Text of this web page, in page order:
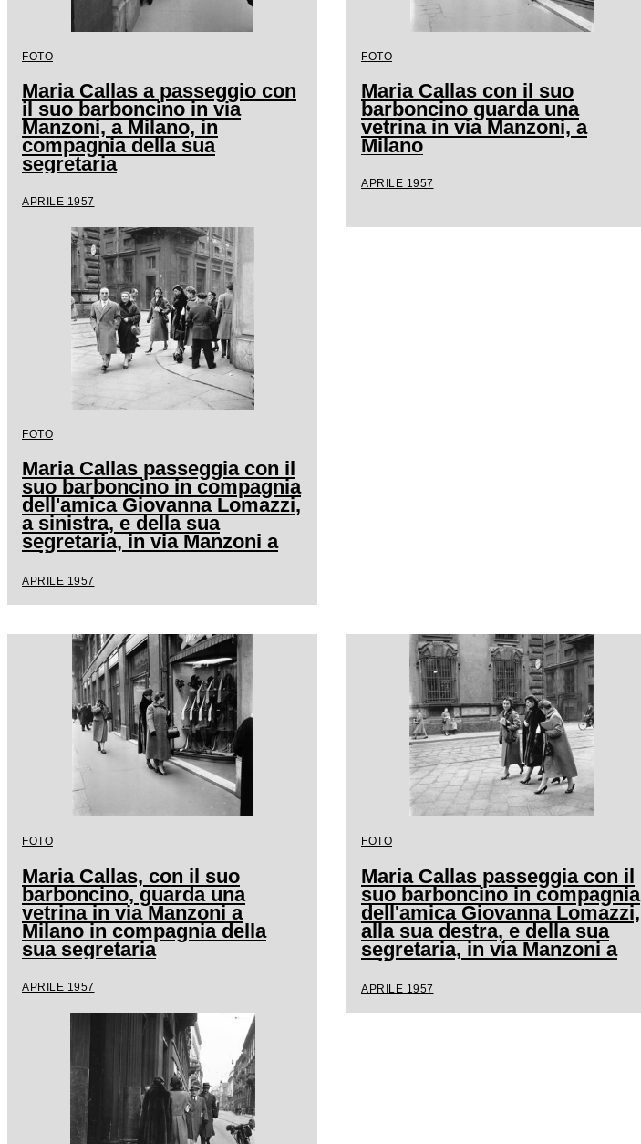
FOTO
Maria Callas a passeggio con
il suo barboncino in via
Manzoni, a Milano, in
compagnia della sua
segretaria
APRILE 1957
FOTO
Maria Callas con il suo
barboncino guarda una
vetrina in via Manzoni, a
Milano
APRILE 1957
FOTO
Maria Callas passeggia con il
suo barboncino in compagnia
dell'amica Giovanna Lomazzi,
a sinistra, e della sua
segretaria, in via Manzoni a
Milano
APRILE 1957
FOTO
Maria Callas, con il suo
barboncino, guarda una
vetrina in via Manzoni a
Milano in compagnia della
sua segretaria
APRILE 1957
FOTO
Maria Callas passeggia con il
suo barboncino in compagnia
dell'amica Giovanna Lomazzi,
alla sua destra, e della sua
segretaria, in via Manzoni a
Milano
APRILE 1957